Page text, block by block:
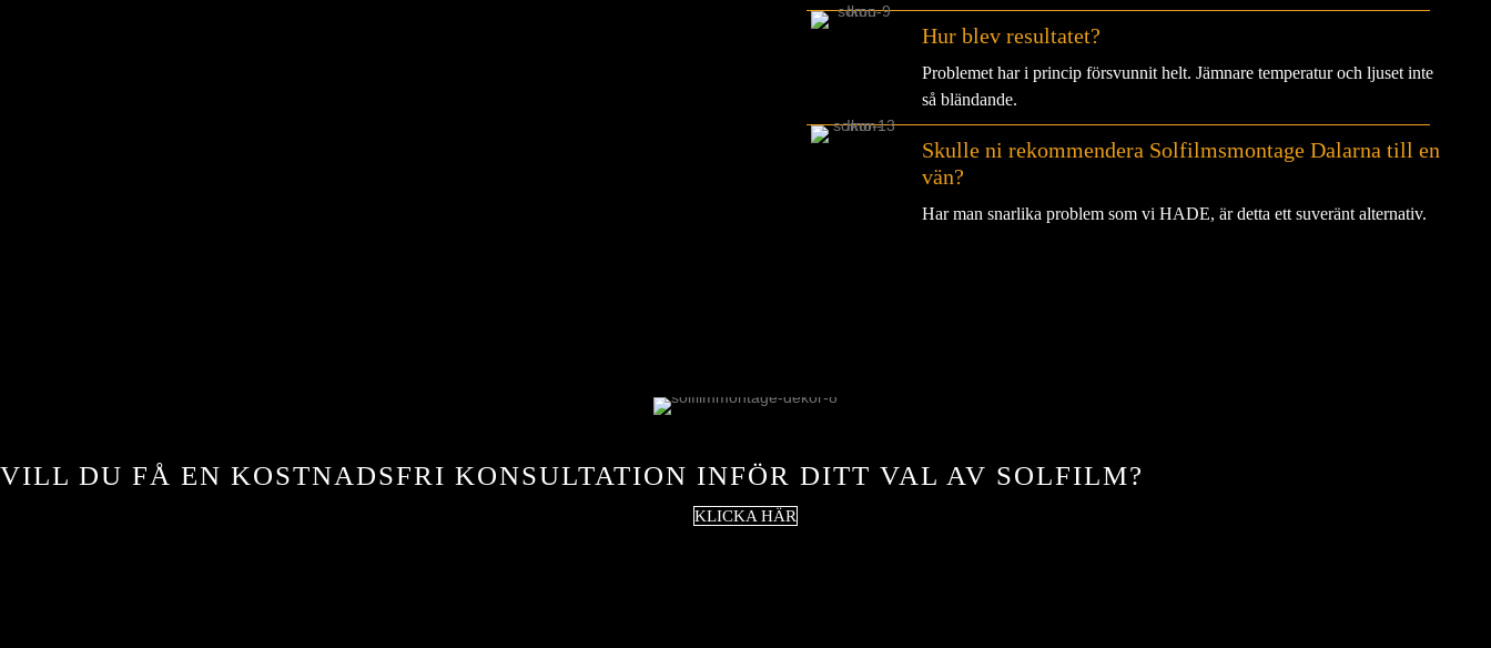
Hur blev resultatet?
Problemet har i princip försvunnit helt. Jämnare temperatur och ljuset inte
så bländande.
Skulle ni rekommendera Solfilmsmontage Dalarna till en
vän?
Har man snarlika problem som vi HADE, är detta ett suveränt alternativ.
VILL DU FÅ EN KOSTNADSFRI KONSULTATION INFÖR DITT VAL AV SOLFILM?
KLICKA HÄR